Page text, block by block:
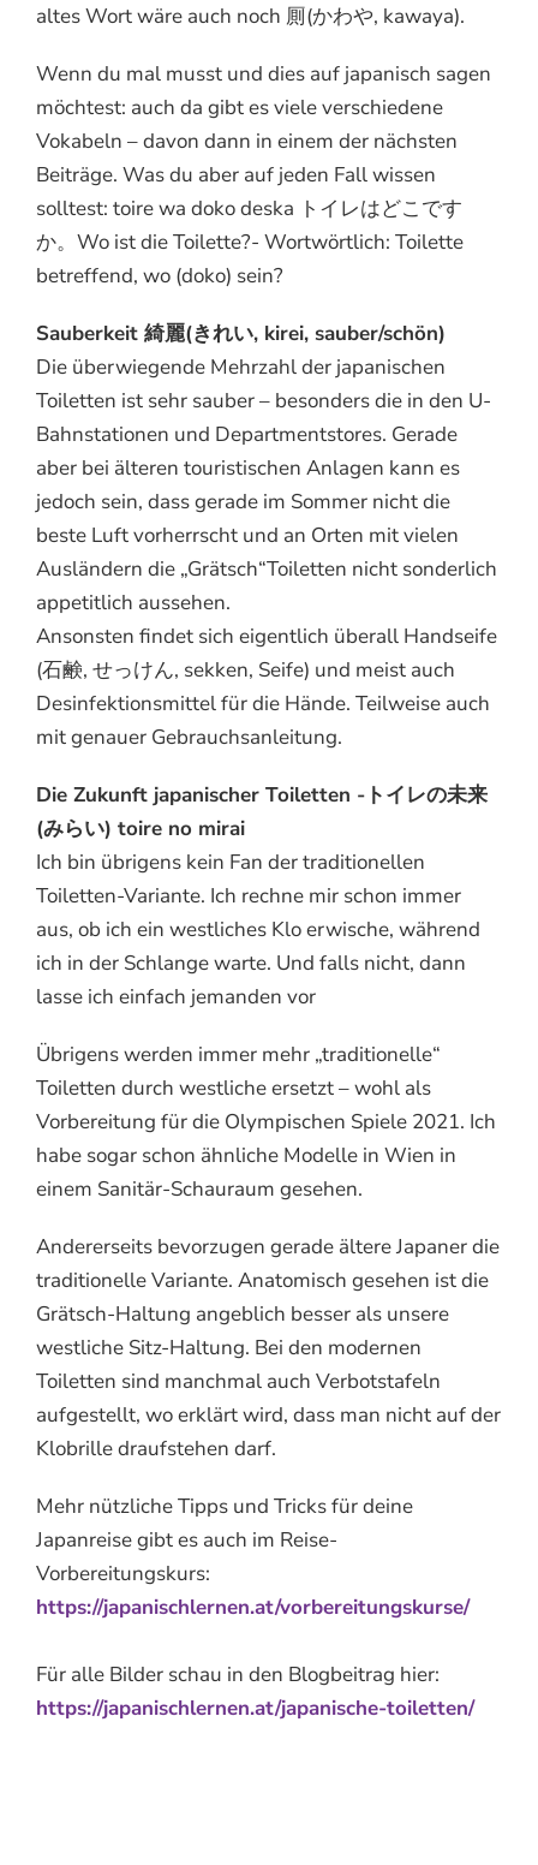
altes Wort wäre auch noch 厠(かわや, kawaya).
Wenn du mal musst und dies auf japanisch sagen
möchtest: auch da gibt es viele verschiedene
Vokabeln – davon dann in einem der nächsten
Beiträge. Was du aber auf jeden Fall wissen
solltest: toire wa doko deska トイレはどこです
か。Wo ist die Toilette?- Wortwörtlich: Toilette
betreffend, wo (doko) sein?
Sauberkeit 綺麗(きれい, kirei, sauber/schön)
Die überwiegende Mehrzahl der japanischen
Toiletten ist sehr sauber – besonders die in den U-
Bahnstationen und Departmentstores. Gerade
aber bei älteren touristischen Anlagen kann es
jedoch sein, dass gerade im Sommer nicht die
beste Luft vorherrscht und an Orten mit vielen
Ausländern die „Grätsch“Toiletten nicht sonderlich
appetitlich aussehen.
Ansonsten findet sich eigentlich überall Handseife
(石鹸, せっけん, sekken, Seife) und meist auch
Desinfektionsmittel für die Hände. Teilweise auch
mit genauer Gebrauchsanleitung.
Die Zukunft japanischer Toiletten -トイレの未来
(みらい) toire no mirai
Ich bin übrigens kein Fan der traditionellen
Toiletten-Variante. Ich rechne mir schon immer
aus, ob ich ein westliches Klo erwische, während
ich in der Schlange warte. Und falls nicht, dann
lasse ich einfach jemanden vor
Übrigens werden immer mehr „traditionelle“
Toiletten durch westliche ersetzt – wohl als
Vorbereitung für die Olympischen Spiele 2021. Ich
habe sogar schon ähnliche Modelle in Wien in
einem Sanitär-Schauraum gesehen.
Andererseits bevorzugen gerade ältere Japaner die
traditionelle Variante. Anatomisch gesehen ist die
Grätsch-Haltung angeblich besser als unsere
westliche Sitz-Haltung. Bei den modernen
Toiletten sind manchmal auch Verbotstafeln
aufgestellt, wo erklärt wird, dass man nicht auf der
Klobrille draufstehen darf.
Mehr nützliche Tipps und Tricks für deine
Japanreise gibt es auch im Reise-
Vorbereitungskurs:
https://japanischlernen.at/vorbereitungskurse/
Für alle Bilder schau in den Blogbeitrag hier:
https://japanischlernen.at/japanische-toiletten/